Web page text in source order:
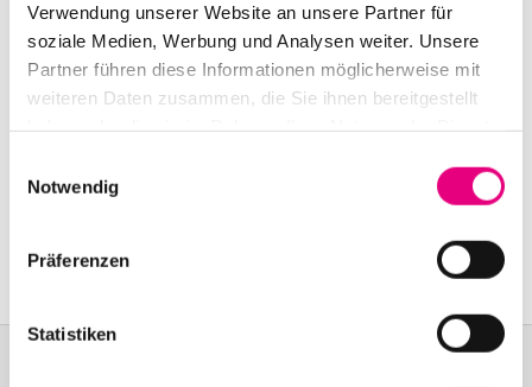
Verwendung unserer Website an unsere Partner für
soziale Medien, Werbung und Analysen weiter. Unsere
Partner führen diese Informationen möglicherweise mit
weiteren Daten zusammen, die Sie ihnen bereitgestellt
Notwendig
Präferenzen
Statistiken
Advance ticket price: €15
Box office: €19
Karlstorbahnhof Cultural Center, Heidelberg:1Am
Karlstor, Heidelberg